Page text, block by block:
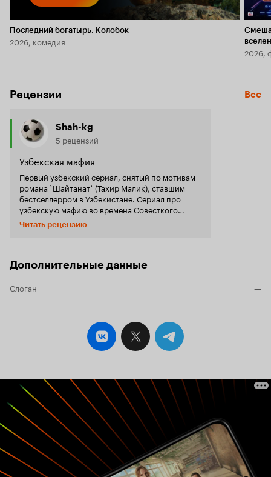
Последний богатырь. Колобок
2026, комедия
2026,
Рецензии Все
Shah-kg
5 рецензий
Узбекская мафия
Первый узбекский сериал, снятый по мотивам
романа `Шайтанат` (Тахир Малик), ставшим
бестселлерром в Узбекистане. Сериал про
узбекскую мафию во времена Совесткого
Союза и начала его распада. В тюрьму
попадает известный певец Элчин, который
ночь, после свадьбы он сильно напился, играл
не знает что поставить на кон, и шутку из его
этому, зная что его жена очень красива. Элчин
проигрывает, не не понимая в чем дело теряет
сознание. А утром, он просыпается в своей
Асадбека, известного главаря узбекской
мафии. Теперь его единственная цель - месть!
Страшная месть! В тюрьме Элчин знакомится с
вором в законе - чеченцем, который вырос в
Узбекистане. Тот обещает ему помочь и играет
роль его наставника в преступном мире.
Элчина досрочно освобождают и он
возвращается в Ташкент... Сериал был
разделен на 4 части. В первой части зритель
Читать рецензию
Дополнительные данные
Слоган —